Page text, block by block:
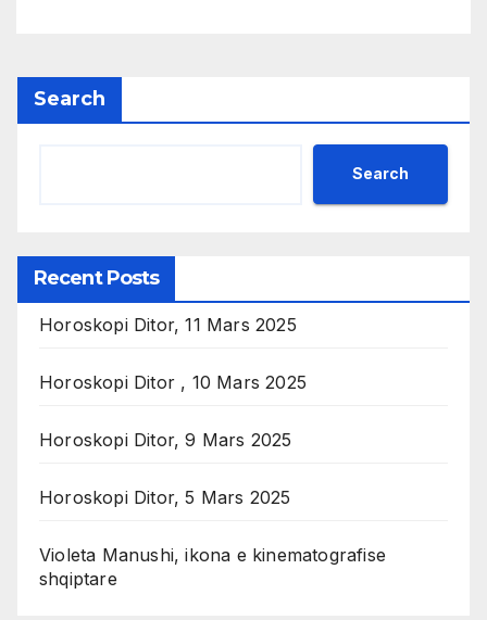
Search
Search
Recent Posts
Horoskopi Ditor, 11 Mars 2025
Horoskopi Ditor , 10 Mars 2025
Horoskopi Ditor, 9 Mars 2025
Horoskopi Ditor, 5 Mars 2025
Violeta Manushi, ikona e kinematografise
shqiptare